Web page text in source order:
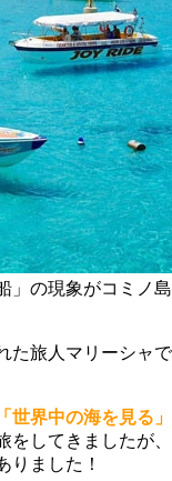
」の現象がコミノ島
た旅人マリーシャで
「世界中の海を見る」
してきましたが、
りました！